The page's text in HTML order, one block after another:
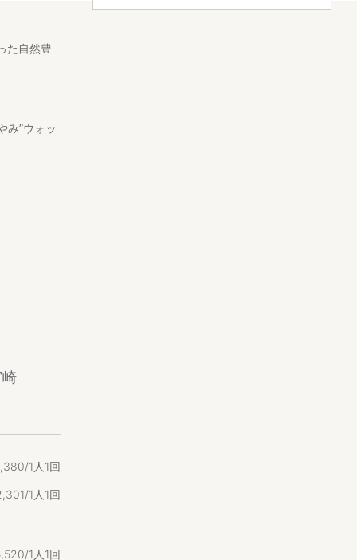
た自然豊
み”ウォッ
します。
きます。
,380/1人1回
,301/1人1回
,520/1人1回